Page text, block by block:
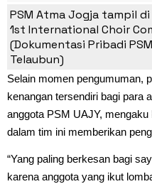
Bukan Sekedar
Perjuangan
PSM Atma Jogja tampil
1st International Choir
(Dokumentasi Pribadi
Telaubun)
Selain momen pengumuman,
kenangan tersendiri bagi para
anggota PSM UAJY,
dalam tim ini memberikan
“Yang paling berkesan bagi
karena anggota yang ikut